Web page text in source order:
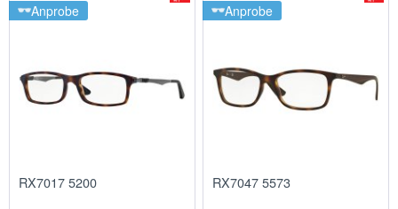
Anprobe
RX7017 5200
Anprobe
RX7047 5573